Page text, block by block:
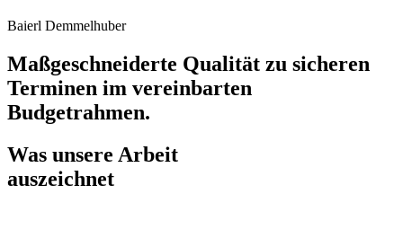
Baierl Demmelhuber
Maßgeschneiderte Qualität zu sicheren
Terminen im vereinbarten
Budgetrahmen.
Was unsere Arbeit
auszeichnet